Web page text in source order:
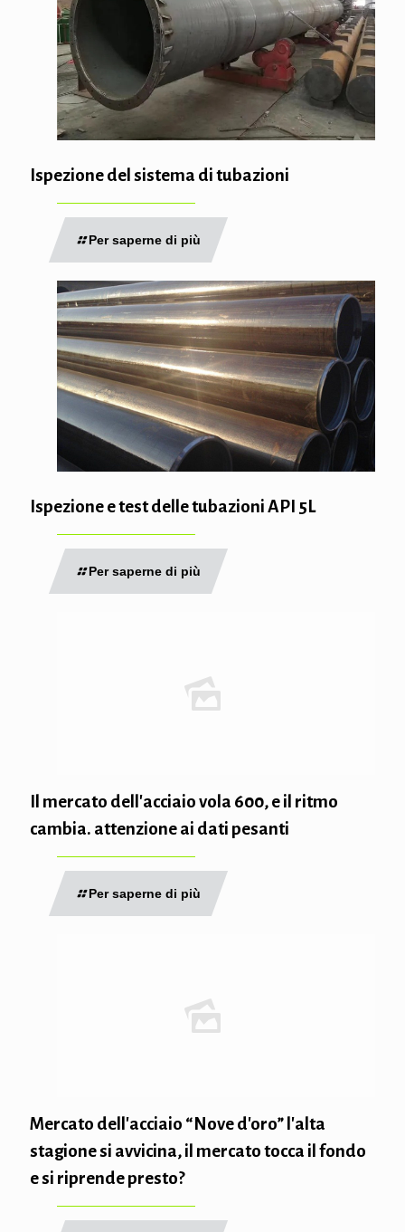
Ispezione del sistema di tubazioni
Per saperne di più
Ispezione e test delle tubazioni API 5L
Per saperne di più
Il mercato dell'acciaio vola 600, e il ritmo
cambia. attenzione ai dati pesanti
Per saperne di più
Mercato dell'acciaio “Nove d'oro” l'alta
stagione si avvicina, il mercato tocca il fondo
e si riprende presto?